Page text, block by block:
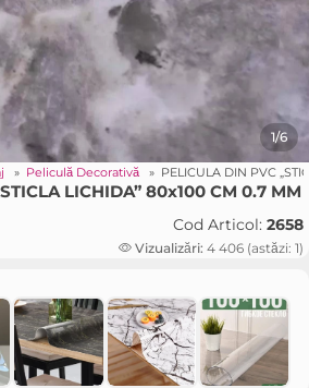
1/6
» Peliculă Decorativă » PELICULA DIN PVC
LICHIDA” 80x100 CM 0.7 MM
Cod Articol: 2658
Vizualizări: 4 406 (astăzi: 1)